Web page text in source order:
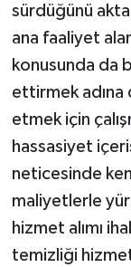
sürdüğünü
ana faaliyet
konusunda da
ettirmek adına
etmek için
hassasiyet
neticesinde
maliyetlerle
hizmet alımı
temizliği